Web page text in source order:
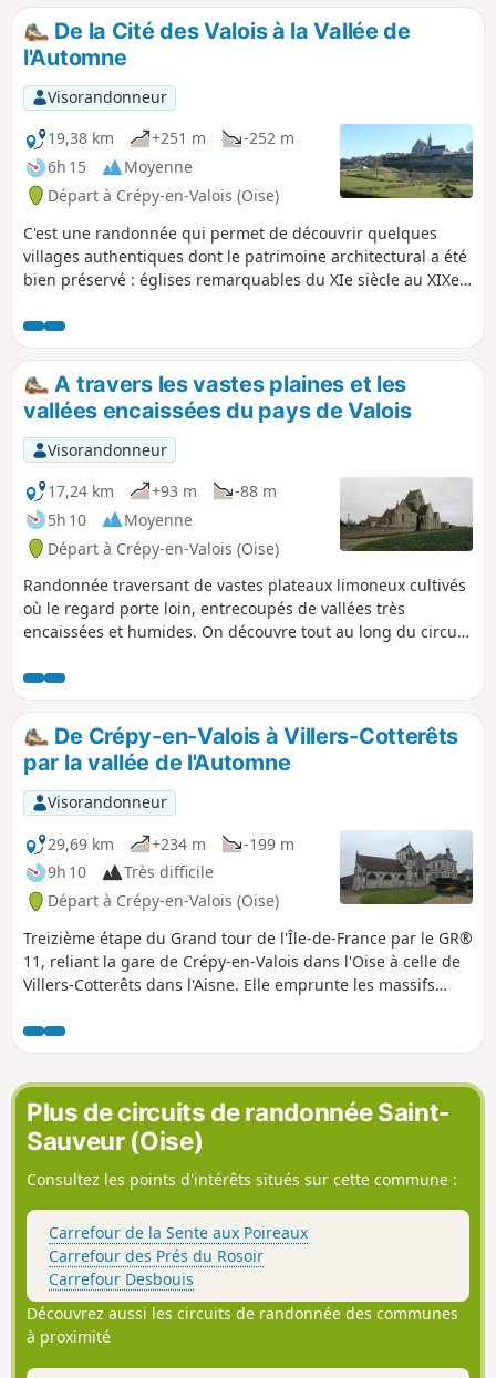
De la Cité des Valois à la Vallée de
l'Automne
Visorandonneur
19,38 km
+251 m
-252 m
6h 15
Moyenne
Départ à Crépy-en-Valois (Oise)
C'est une randonnée qui permet de découvrir quelques
villages authentiques dont le patrimoine architectural a été
bien préservé : églises remarquables du XIe siècle au XIXe
prairies et les vallons du Valois et de la Vallée de l'Automne,
dans le calme et la sérénité, donne le sentiment d'être en
parfaite harmonie avec la nature
A travers les vastes plaines et les
vallées encaissées du pays de Valois
Visorandonneur
17,24 km
+93 m
-88 m
5h 10
Moyenne
Départ à Crépy-en-Valois (Oise)
Randonnée traversant de vastes plateaux limoneux cultivés
où le regard porte loin, entrecoupés de vallées très
encaissées et humides. On découvre tout au long du circuit
De Crépy-en-Valois à Villers-Cotterêts
par la vallée de l'Automne
Visorandonneur
29,69 km
+234 m
-199 m
9h 10
Très difficile
Départ à Crépy-en-Valois (Oise)
Treizième étape du Grand tour de l'Île-de-France par le GR®
11, reliant la gare de Crépy-en-Valois dans l'Oise à celle de
Villers-Cotterêts dans l'Aisne. Elle emprunte les massifs
vallée de la rivière Automne qu'elle remonte sur plusieurs
kilomètres, à la limite des départements de l'Oise et de
l'Aisne.
Plus de circuits de randonnée Saint-
Sauveur (Oise)
Consultez les points d'intérêts situés sur cette commune :
Carrefour de la Sente aux Poireaux
Carrefour des Prés du Rosoir
Carrefour Desbouis
Découvrez aussi les circuits de randonnée des communes
à proximité